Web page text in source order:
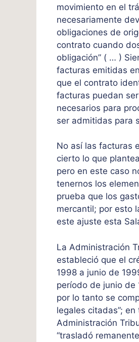
movimiento en el
necesariamente
obligaciones de
contrato cuando
obligación” ( … )
facturas emitidas
que el contrato
facturas puedan
necesarios para
ser admitidas para
No así las facturas
cierto lo que
pero en este caso
tenernos los
prueba que los
mercantil; por esto
este ajuste esta
La Administración
estableció que el
1998 a junio de
período de junio de
por lo tanto se
legales citadas”;
Administración
“trasladó